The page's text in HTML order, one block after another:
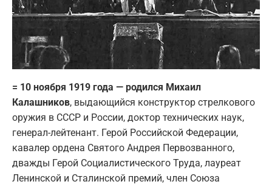
= 10 ноября 1919 года — родился Михаил
Калашников, выдающийся конструктор стрелкового
оружия в СССР и России, доктор технических наук,
генерал-лейтенант. Герой Российской Федерации,
кавалер ордена Святого Андрея Первозванного,
дважды Герой Социалистического Труда, лауреат
Ленинской и Сталинской премий, член Союза